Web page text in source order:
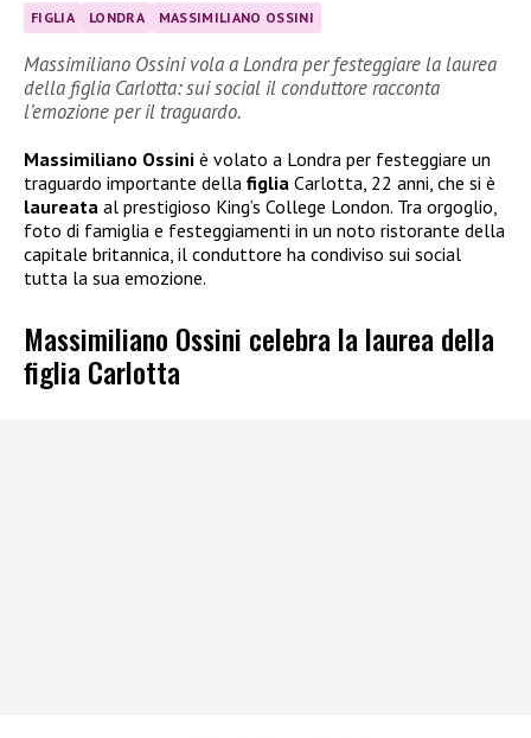
FIGLIA LONDRA MASSIMILIANO OSSINI
Massimiliano Ossini vola a Londra per festeggiare la laurea
della figlia Carlotta: sui social il conduttore racconta
l’emozione per il traguardo.
Massimiliano Ossini è volato a Londra per festeggiare un
traguardo importante della figlia Carlotta, 22 anni, che si è
laureata al prestigioso King’s College London. Tra orgoglio,
foto di famiglia e festeggiamenti in un noto ristorante della
capitale britannica, il conduttore ha condiviso sui social
tutta la sua emozione.
Massimiliano Ossini celebra la laurea della
figlia Carlotta